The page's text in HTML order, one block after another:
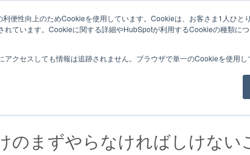
便性向上のためCookieを使用しています。Cookieは、お客さま1人ひと
れています。Cookieに関する詳細やHubSpotが利用するCookieの種類に
クセスしても情報は追跡されません。ブラウザで単一のCookieを使用し
サービスメニュー 料金 Web制作 ナ
まずやらなければしけない